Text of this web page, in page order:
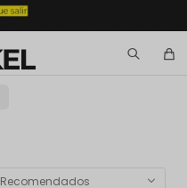
Recomendados